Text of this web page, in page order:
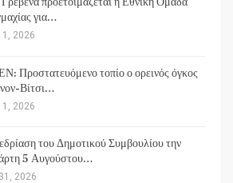
για…
1, 2026
Προστατευόμενο τοπίο ο ορεινός όγκος
Βίτσι…
1, 2026
του Δημοτικού Συμβουλίου την
5 Αυγούστου…
2026